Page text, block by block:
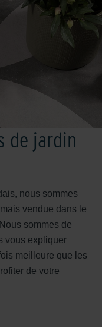
de jardin
nous sommes
vendue dans le
sommes de
vous expliquer
meilleure que les
de votre